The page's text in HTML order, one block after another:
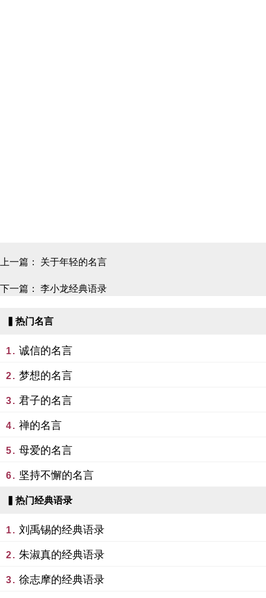
上一篇： 关于年轻的名言
下一篇： 李小龙经典语录
▍热门名言
1. 诚信的名言
2. 梦想的名言
3. 君子的名言
4. 禅的名言
5. 母爱的名言
6. 坚持不懈的名言
▍热门经典语录
1. 刘禹锡的经典语录
2. 朱淑真的经典语录
3. 徐志摩的经典语录